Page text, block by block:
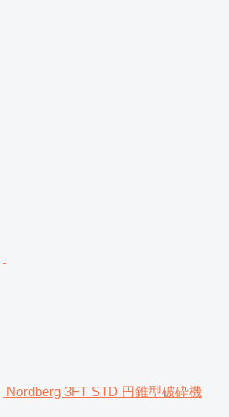
Nordberg 3FT STD 円錐型破砕機